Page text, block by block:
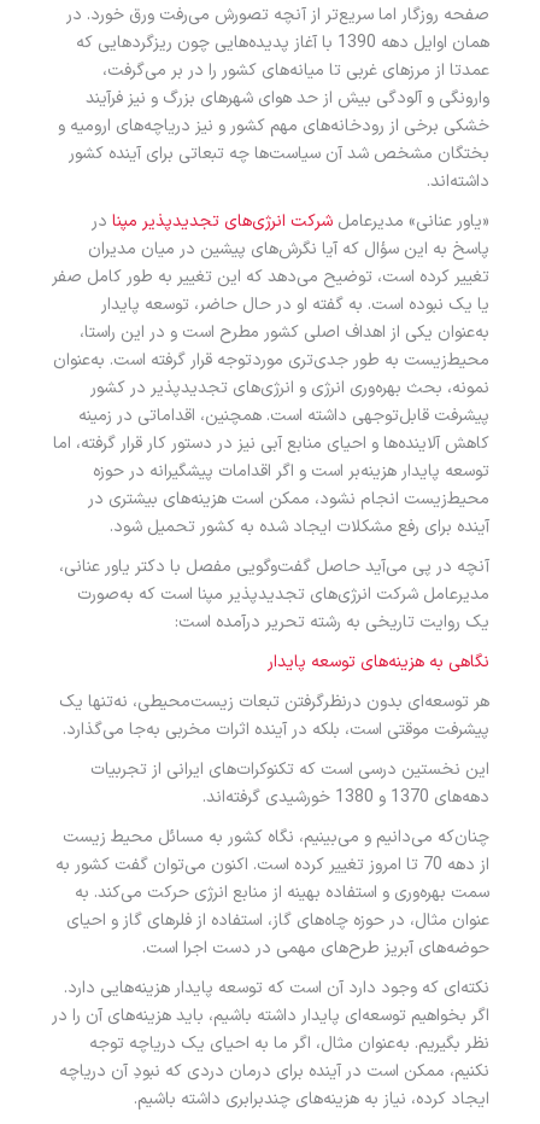
صفحه روزگار اما سریع‌تر از آنچه تصورش می‌رفت ورق خورد. در
همان اوایل دهه 1390 با آغاز پدیده‌هایی چون ریزگردهایی که
عمدتا از مرزهای غربی تا میانه‌های کشور را در بر می‌گرفت،
وارونگی و آلودگی بیش از حد هوای شهرهای بزرگ و نیز فرآیند
خشکی برخی از رودخانه‌های مهم کشور و نیز دریاچه‌های ارومیه و
بختگان مشخص شد آن سیاست‌ها چه تبعاتی برای آینده کشور
داشته‌اند.
«یاور عنانی» مدیرعاملشرکت انرژی‌های تجدیدپذیر مپنا در
پاسخ به این سؤال که آیا نگرش‌های پیشین در میان مدیران
تغییر کرده‌ است، توضیح می‌دهد که این تغییر به طور کامل صفر
یا یک نبوده است. به گفته او در حال حاضر، توسعه پایدار
به‌عنوان یکی از اهداف اصلی کشور مطرح است و در این راستا،
محیط‌زیست به طور جدی‌تری موردتوجه قرار گرفته است. به‌عنوان
نمونه، بحث بهره‌وری انرژی و انرژی‌های تجدیدپذیر در کشور
پیشرفت قابل‌توجهی داشته است. همچنین، اقداماتی در زمینه
کاهش آلاینده‌ها و احیای منابع آبی نیز در دستور کار قرار گرفته، اما
توسعه پایدار هزینه‌بر است و اگر اقدامات پیشگیرانه در حوزه
محیط‌زیست انجام نشود، ممکن است هزینه‌های بیشتری در
آینده برای رفع مشکلات ایجاد شده به کشور تحمیل شود.
آنچه در پی می‌آید حاصل گفت‌وگویی مفصل با دکتر یاور عنانی،
مدیرعامل شرکت انرژی‌های تجدیدپذیر مپنا است که به‌صورت
یک روایت تاریخی به رشته تحریر درآمده است:
نگاهی به هزینه‌های توسعه پایدار
هر توسعه‌ای بدون درنظرگرفتن تبعات زیست‌محیطی، نه‌تنها یک
پیشرفت موقتی است، بلکه در آینده اثرات مخربی به‌جا می‌گذارد.
این نخستین درسی است که تکنوکرات‌های ایرانی از تجربیات
دهه‌های 1370 و 1380 خورشیدی گرفته‌اند.
چنان‌که می‌دانیم و می‌بینیم، نگاه کشور به مسائل محیط‌ زیست
از دهه 70 تا امروز تغییر کرده است. اکنون می‌توان گفت کشور به
سمت بهره‌وری و استفاده بهینه از منابع انرژی حرکت می‌کند. به
عنوان مثال، در حوزه چاه‌های گاز، استفاده از فلر‌های گاز و احیای
حوضه‌های آبریز طرح‌های مهمی در دست اجرا است.
نکته‌ای که وجود دارد آن است که توسعه پایدار هزینه‌هایی دارد.
اگر بخواهیم توسعه‌ای پایدار داشته باشیم، باید هزینه‌های آن را در
نظر بگیریم. به‌عنوان ‌مثال، اگر ما به احیای یک دریاچه توجه
نکنیم، ممکن است در آینده برای درمان دردی که نبودِ آن دریاچه
ایجاد کرده، نیاز به هزینه‌های چندبرابری داشته باشیم.